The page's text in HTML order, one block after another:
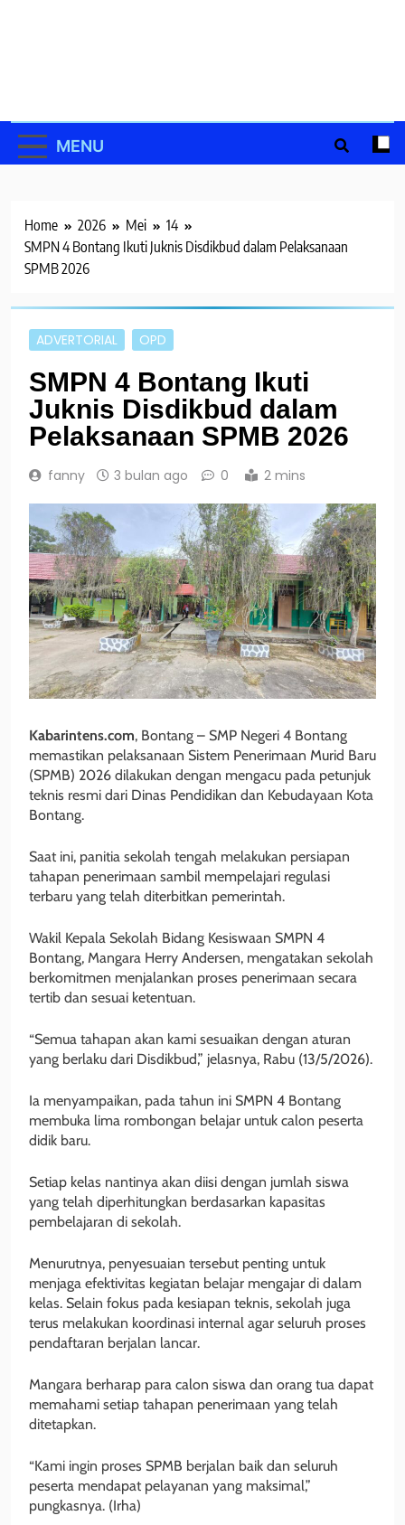
MENU
Home 2026 Mei
14
SMPN 4 Bontang Ikuti Juknis Disdikbud dalam Pelaksanaan
SPMB 2026
ADVERTORIAL OPD
SMPN 4 Bontang Ikuti
Juknis Disdikbud dalam
Pelaksanaan SPMB 2026
fanny 3 bulan ago 0 2 mins
Kabarintens.com, Bontang – SMP Negeri 4 Bontang
memastikan pelaksanaan Sistem Penerimaan Murid Baru
(SPMB) 2026 dilakukan dengan mengacu pada petunjuk
teknis resmi dari Dinas Pendidikan dan Kebudayaan Kota
Bontang.
Saat ini, panitia sekolah tengah melakukan persiapan
tahapan penerimaan sambil mempelajari regulasi
terbaru yang telah diterbitkan pemerintah.
Wakil Kepala Sekolah Bidang Kesiswaan SMPN 4
Bontang, Mangara Herry Andersen, mengatakan sekolah
berkomitmen menjalankan proses penerimaan secara
tertib dan sesuai ketentuan.
“Semua tahapan akan kami sesuaikan dengan aturan
yang berlaku dari Disdikbud,” jelasnya, Rabu (13/5/2026).
Ia menyampaikan, pada tahun ini SMPN 4 Bontang
membuka lima rombongan belajar untuk calon peserta
didik baru.
Setiap kelas nantinya akan diisi dengan jumlah siswa
yang telah diperhitungkan berdasarkan kapasitas
pembelajaran di sekolah.
Menurutnya, penyesuaian tersebut penting untuk
menjaga efektivitas kegiatan belajar mengajar di dalam
kelas. Selain fokus pada kesiapan teknis, sekolah juga
terus melakukan koordinasi internal agar seluruh proses
pendaftaran berjalan lancar.
Mangara berharap para calon siswa dan orang tua dapat
memahami setiap tahapan penerimaan yang telah
ditetapkan.
“Kami ingin proses SPMB berjalan baik dan seluruh
peserta mendapat pelayanan yang maksimal,”
pungkasnya. (Irha)